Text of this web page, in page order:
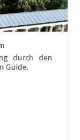
durch den
Guide.